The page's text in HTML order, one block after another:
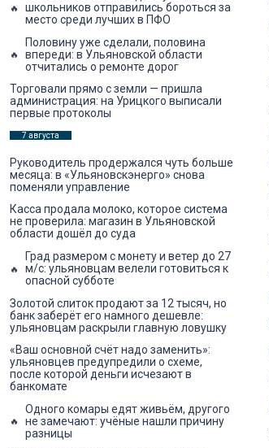
школьников отправились бороться за
место среди лучших в ПФО
Половину уже сделали, половина
впереди: в Ульяновской области
отчитались о ремонте дорог
Торговали прямо с земли — пришла
администрация: на Урицкого выписали
первые протоколы
7 августа
Руководитель продержался чуть больше
месяца: в «Ульяновскэнерго» снова
поменяли управление
Касса продала молоко, которое система
не проверила: магазин в Ульяновской
области дошёл до суда
Град размером с монету и ветер до 27
м/с: ульяновцам велели готовиться к
опасной субботе
Золотой слиток продают за 12 тысяч, но
банк заберёт его намного дешевле:
ульяновцам раскрыли главную ловушку
«Ваш основной счёт надо заменить»:
ульяновцев предупредили о схеме,
после которой деньги исчезают в
банкомате
Одного комары едят живьём, другого
не замечают: учёные нашли причину
разницы